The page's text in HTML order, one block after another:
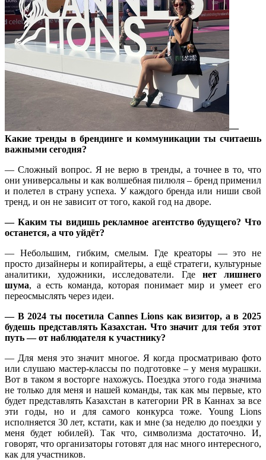
—
Какие тренды в брендинге и коммуникации ты считаешь
важными сегодня?
— Сложный вопрос. Я не верю в тренды, а точнее в то, что
они универсальны и как волшебная пилюля – бренд применил
и полетел в страну успеха. У каждого бренда или ниши свой
тренд, и он не зависит от того, какой год на дворе.
— Каким ты видишь рекламное агентство будущего? Что
останется, а что уйдёт?
— Небольшим, гибким, смелым. Где креаторы — это не
просто дизайнеры и копирайтеры, а ещё стратеги, культурные
аналитики, художники, исследователи. Где нет лишнего
шума, а есть команда, которая понимает мир и умеет его
переосмыслять через идеи.
— В 2024 ты посетила Cannes Lions как визитор, а в 2025
будешь представлять Казахстан. Что значит для тебя этот
путь — от наблюдателя к участнику?
— Для меня это значит многое. Я когда просматриваю фото
или слушаю мастер-классы по подготовке – у меня мурашки.
Вот в таком я восторге нахожусь. Поездка этого года значима
не только для меня и нашей команды, так как мы первые, кто
будет представлять Казахстан в категории PR в Каннах за все
эти годы, но и для самого конкурса тоже. Young Lions
исполняется 30 лет, кстати, как и мне (за неделю до поездки у
меня будет юбилей). Так что, символизма достаточно. И,
говорят, что организаторы готовят для нас много интересного,
как для участников.